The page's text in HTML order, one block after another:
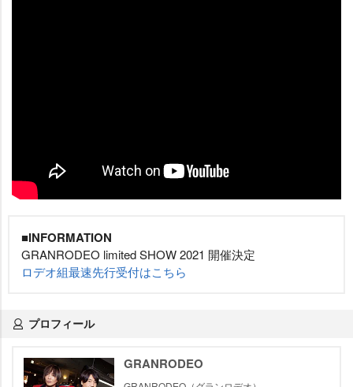
■INFORMATION
GRANRODEO limited SHOW 2021 開催決定
ロデオ組最速先行受付はこちら
プロフィール
GRANRODEO